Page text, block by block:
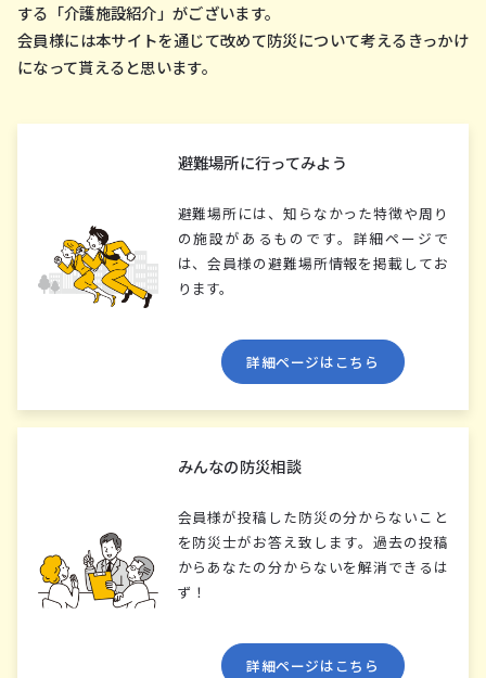
する「介護施設紹介」がございます。
会員様には本サイトを通じて改めて防災について考えるきっかけ
になって貰えると思います。
避難場所に⾏ってみよう
避難場所には、知らなかった特徴や周り
の施設があるものです。詳細ページで
は、会員様の避難場所情報を掲載してお
ります。
詳細ページはこちら
みんなの防災相談
会員様が投稿した防災の分からないこと
を防災⼠がお答え致します。過去の投稿
からあなたの分からないを解消できるは
ず！
詳細ページはこちら